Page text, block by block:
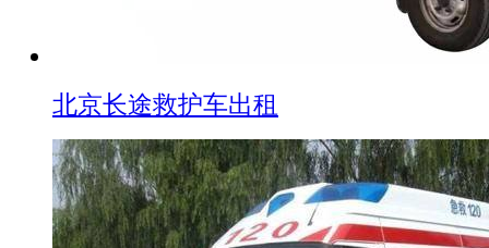
北京长途救护车出租